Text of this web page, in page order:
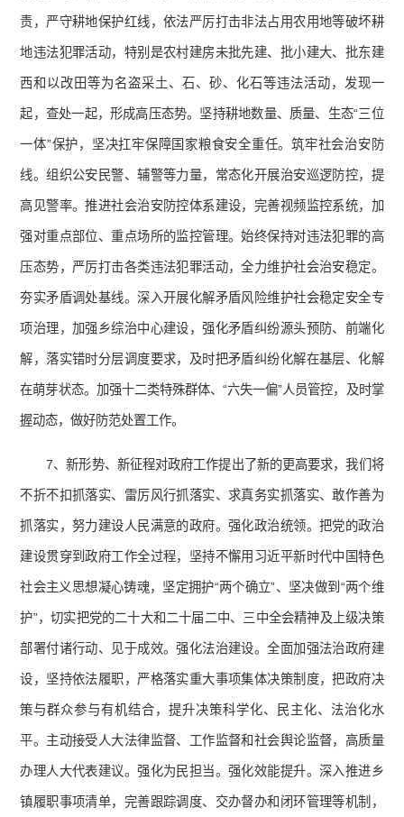
责，严守耕地保护红线，依法严厉打击非法占用农用地等破坏耕
地违法犯罪活动，特别是农村建房未批先建、批小建大、批东建
西和以改田等为名盗采土、石、砂、化石等违法活动，发现一
起，查处一起，形成高压态势。坚持耕地数量、质量、生态“三位
一体”保护，坚决扛牢保障国家粮食安全重任。筑牢社会治安防
线。组织公安民警、辅警等力量，常态化开展治安巡逻防控，提
高见警率。推进社会治安防控体系建设，完善视频监控系统，加
强对重点部位、重点场所的监控管理。始终保持对违法犯罪的高
压态势，严厉打击各类违法犯罪活动，全力维护社会治安稳定。
夯实矛盾调处基线。深入开展化解矛盾风险维护社会稳定安全专
项治理，加强乡综治中心建设，强化矛盾纠纷源头预防、前端化
解，落实错时分层调度要求，及时把矛盾纠纷化解在基层、化解
在萌芽状态。加强十二类特殊群体、“六失一偏”人员管控，及时掌
握动态，做好防范处置工作。
7、新形势、新征程对政府工作提出了新的更高要求，我们将
不折不扣抓落实、雷厉风行抓落实、求真务实抓落实、敢作善为
抓落实，努力建设人民满意的政府。强化政治统领。把党的政治
建设贯穿到政府工作全过程，坚持不懈用习近平新时代中国特色
社会主义思想凝心铸魂，坚定拥护“两个确立”、坚决做到“两个维
护”，切实把党的二十大和二十届二中、三中全会精神及上级决策
部署付诸行动、见于成效。强化法治建设。全面加强法治政府建
设，坚持依法履职，严格落实重大事项集体决策制度，把政府决
策与群众参与有机结合，提升决策科学化、民主化、法治化水
平。主动接受人大法律监督、工作监督和社会舆论监督，高质量
办理人大代表建议。强化为民担当。强化效能提升。深入推进乡
镇履职事项清单，完善跟踪调度、交办督办和闭环管理等机制，